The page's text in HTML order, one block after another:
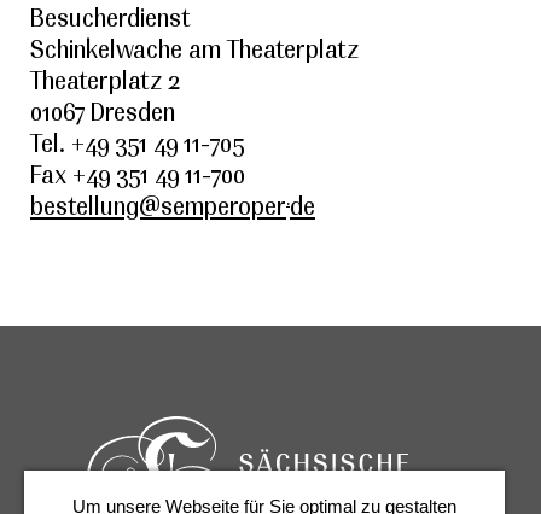
Besucherdienst
Schinkelwache am Theaterplatz
Theaterplatz 2
01067 Dresden
Tel. +49 351 49 11-705
Fax +49 351 49 11-700
bestellung@semperoper.de
Um unsere Webseite für Sie optimal zu gestalten